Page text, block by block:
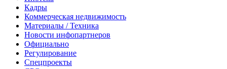
Кадры
Коммерческая недвижимость
Материалы / Техника
Новости инфопартнеров
Официально
Регулирование
Спецпроекты